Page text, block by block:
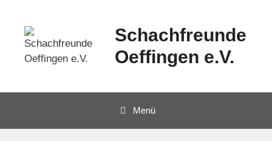
Schachfreunde
Oeffingen e.V.
Menü